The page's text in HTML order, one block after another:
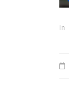
In